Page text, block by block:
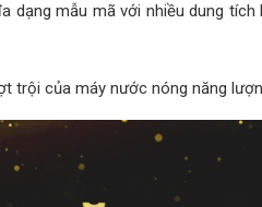
mẫu mã với nhiều dung
của máy nước nóng năng